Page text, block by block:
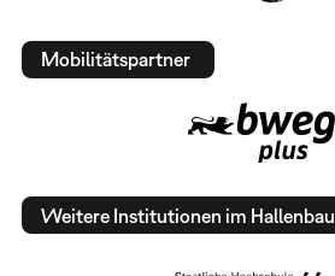
Mobilitätspartner
Weitere Institutionen im Hallenbau